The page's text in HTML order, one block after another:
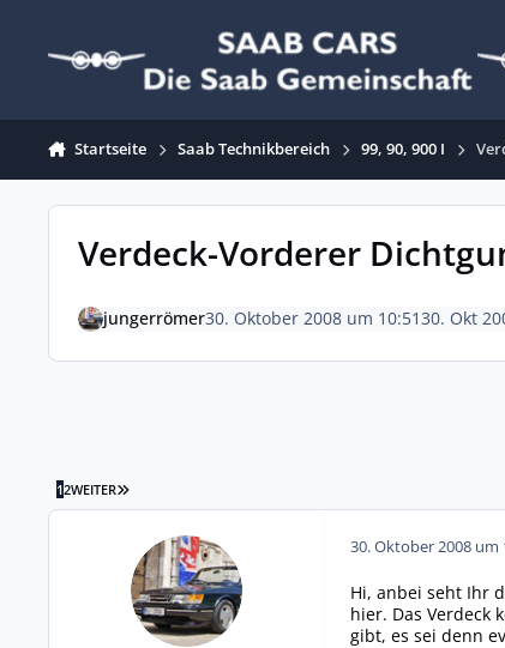
Startseite Saab Technikbereich 99, 90, 900 I
Verdeck-Vorderer
jungerrömer30. Oktober 2008 um 10:5130. Okt
12WEITER LETZTE SEITE
30. Oktober 2008 um
Hi, anbei seht Ihr
hier. Das Verdeck
gibt, es sei denn